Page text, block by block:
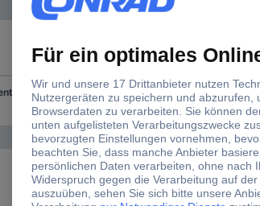
Siemens S54433-C119-A1 FC362-ZZ Brandmeldezentrale 1 St.